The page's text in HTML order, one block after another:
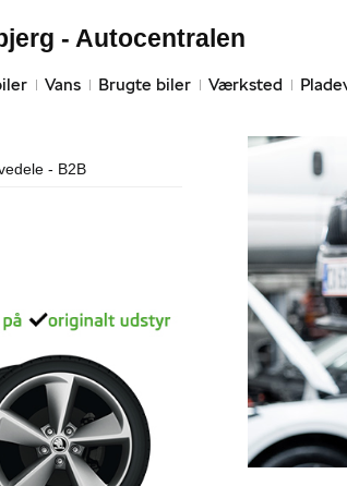
Vans Brugte biler Værksted
- Autocentralen
- B2B